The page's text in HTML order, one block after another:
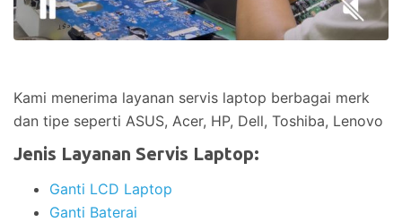
Kami menerima layanan servis laptop berbagai merk
dan tipe seperti ASUS, Acer, HP, Dell, Toshiba, Lenovo
Jenis Layanan Servis Laptop:
Ganti LCD Laptop
Ganti Baterai